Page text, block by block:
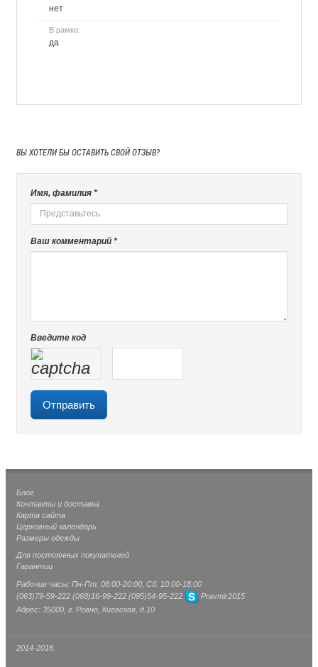
нет
В рамке:
да
ВЫ ХОТЕЛИ БЫ ОСТАВИТЬ СВОЙ ОТЗЫВ?
Имя, фамилия *
Ваш комментарий *
Введите код
Блог
Контакты и доставка
Карта сайта
Церковный календарь
Размеры одежды
Для постоянных покупателей
Гарантии
Рабочие часы: Пн-Пт: 08:00-20:00, Сб: 10:00-18:00
(063)79-59-222 (068) 16-99-222 (095)54-95-222
Pravmir2015
Адрес: 35000, г. Ровно, Киевская, д.10
2014-2018.